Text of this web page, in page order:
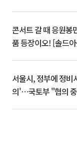
콘서트 갈 때 응원
품 등장이오! [솔드
서울시, 정부에 정비
의'⋯국토부 "협의